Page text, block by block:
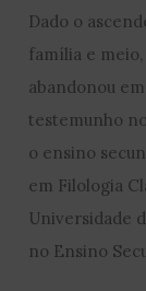
Dado o
família e
abandonou
testemunho
o ensino
em Filologia
Universidade
no Ensino